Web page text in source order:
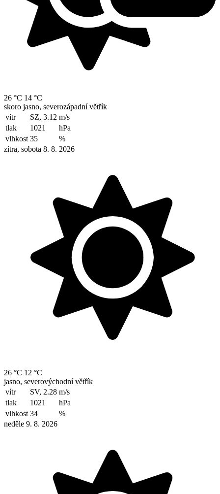
26 °C 14 °C
skoro jasno, severozápadní větřík
vítr
SZ, 3.12 m/s
tlak
1021
hPa
vlhkost 35
%
zítra, sobota 8. 8. 2026
26 °C 12 °C
jasno, severovýchodní větřík
vítr
SV, 2.28 m/s
tlak
1021
hPa
vlhkost 34
%
neděle 9. 8. 2026